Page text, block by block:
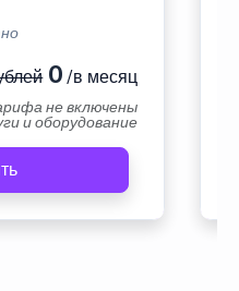
0 /в месяц
не включены
и оборудование